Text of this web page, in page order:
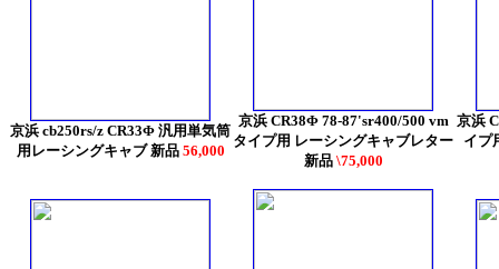
京浜 cb250rs/z CR33Φ 汎用単気筒
用レーシングキャブ 新品 56,000
京浜 CR38Φ 78-87'sr400/500 vm
タイプ用 レーシングキャブレター
新品 \75,000
京浜
イプ